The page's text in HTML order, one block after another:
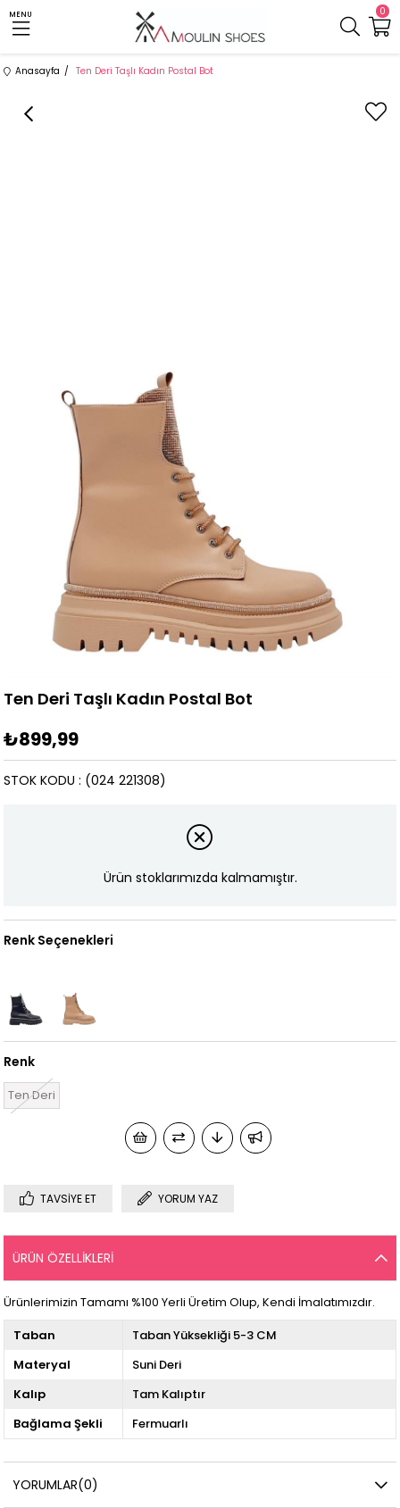
0
MENU
Anasayfa Ten Deri Taşlı Kadın Postal Bot
Ten Deri Taşlı Kadın Postal Bot
₺899,99
(024 221308)
STOK KODU
Ürün stoklarımızda kalmamıştır.
Renk Seçenekleri
Renk
Ten Deri
TAVSIYE ET YORUM YAZ
ÜRÜN ÖZELLIKLERI
Ürünlerimizin Tamamı %100 Yerli Üretim Olup, Kendi İmalatımızdır.
Taban
Taban Yüksekliği 5-3 CM
Materyal
Suni Deri
Kalıp
Tam Kalıptır
Bağlama Şekli
Fermuarlı
YORUMLAR(0)